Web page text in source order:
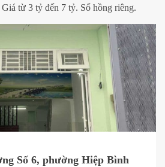
từ 3 tỷ đến 7 tỷ. Sổ hồng riêng.
Số 6, phường Hiệp Bình